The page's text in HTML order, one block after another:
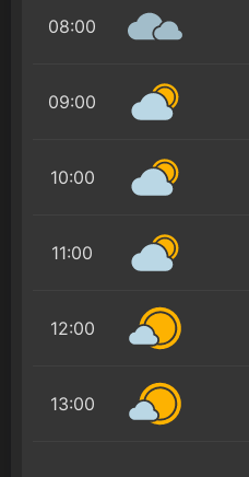
08:00
09:00
10:00
11:00
12:00
13:00